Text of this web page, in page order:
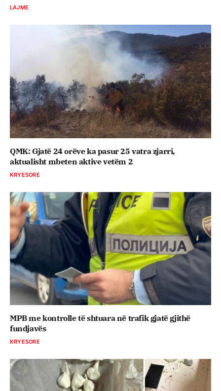
LAJME
QMK: Gjatë 24 orëve ka pasur 25 vatra zjarri,
aktualisht mbeten aktive vetëm 2
KRYESORE
MPB me kontrolle të shtuara në trafik gjatë gjithë
fundjavës
KRYESORE